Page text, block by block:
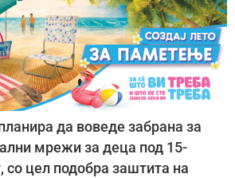
да воведе забрана за
мрежи за деца под 15-
со цел подобра заштита на